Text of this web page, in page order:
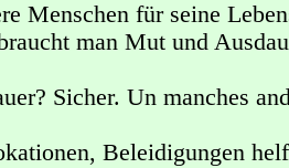
Menschen für seine
man Mut und
Sicher. Un manches
Beleidigungen